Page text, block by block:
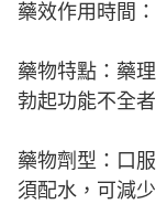
藥效作用時間
藥物特點：藥
勃起功能不全
藥物劑型：口
須配水，可減